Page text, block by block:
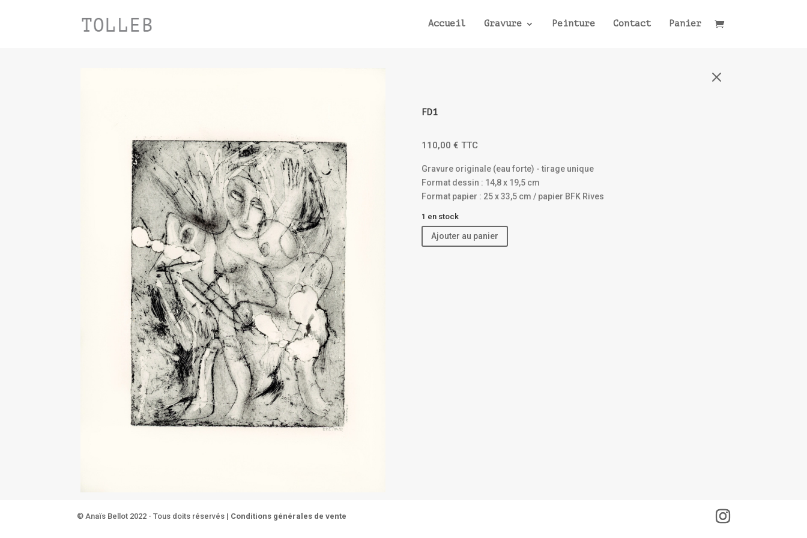
Accueil Gravure Peinture Contact Panier
M
FD1
110,00 € TTC
Gravure originale (eau forte) - tirage unique
Format dessin : 14,8 x 19,5 cm
Format papier : 25 x 33,5 cm / papier BFK Rives
1 en stock
Ajouter au panier
© Anaïs Bellot 2022 - Tous doits réservés | Conditions générales de vente